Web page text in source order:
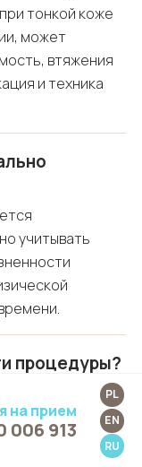
на прием
006 913
PL
EN
RU
тонкой коже
может
втяжения
и техника
учитывать
процедуры?
можно найти на
.